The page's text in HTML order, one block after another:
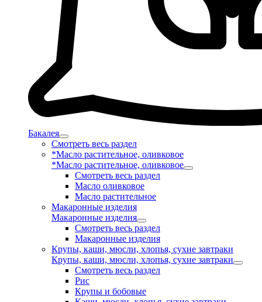
Бакалея
Смотреть весь раздел
*Масло растительное, оливковое
*Масло растительное, оливковое
Смотреть весь раздел
Масло оливковое
Масло растительное
Макаронные изделия
Макаронные изделия
Смотреть весь раздел
Макаронные изделия
Крупы, каши, мюсли, хлопья, сухие завтраки
Крупы, каши, мюсли, хлопья, сухие завтраки
Смотреть весь раздел
Рис
Крупы и бобовые